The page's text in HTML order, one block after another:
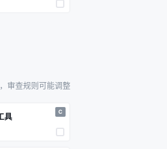
审查规则可能调整
具 C